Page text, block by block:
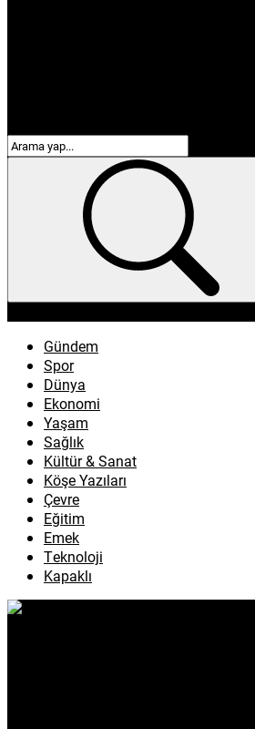
Gündem
Spor
Dünya
Ekonomi
Yaşam
Sağlık
Kültür & Sanat
Köşe Yazıları
Çevre
Eğitim
Emek
Teknoloji
Kapaklı